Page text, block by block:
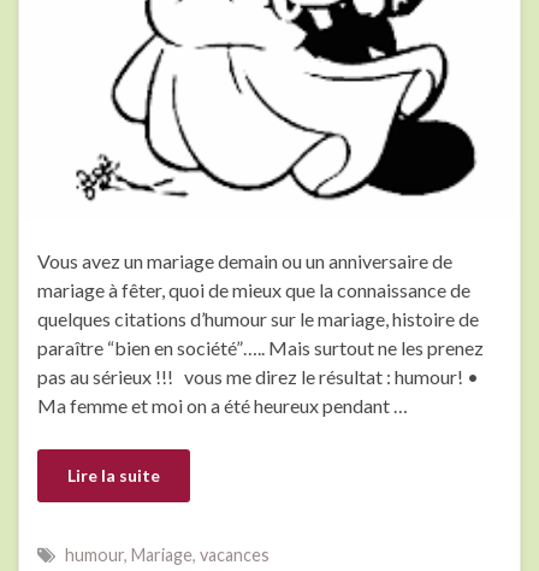
Vous avez un mariage demain ou un anniversaire de
mariage à fêter, quoi de mieux que la connaissance de
quelques citations d’humour sur le mariage, histoire de
paraître “bien en société”….. Mais surtout ne les prenez
pas au sérieux !!! vous me direz le résultat : humour! •
Ma femme et moi on a été heureux pendant …
Lire la suite
humour, Mariage, vacances